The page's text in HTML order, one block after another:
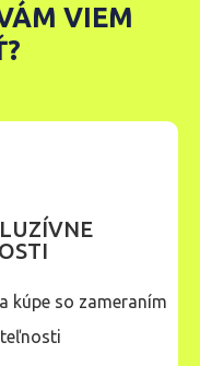
VIEM
kúpe so zameraním